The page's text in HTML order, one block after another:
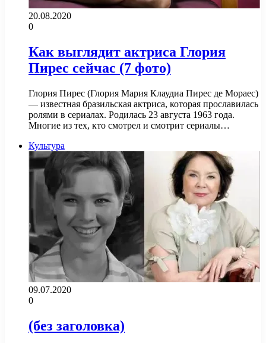
20.08.2020
0
Как выглядит актриса Глория
Пирес сейчас (7 фото)
Глория Пирес (Глория Мария Клаудиа Пирес де Мораес)
— известная бразильская актриса, которая прославилась
ролями в сериалах. Родилась 23 августа 1963 года.
Многие из тех, кто смотрел и смотрит сериалы…
Культура
09.07.2020
0
(без заголовка)